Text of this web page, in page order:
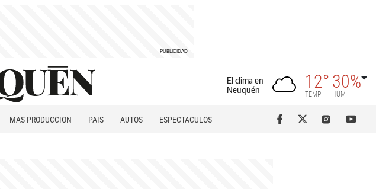
El clima en
Neuquén
12°
TEMP
30%
HUM
MÁS PRODUCCIÓN PAÍS AUTOS
ESPECTÁCULOS